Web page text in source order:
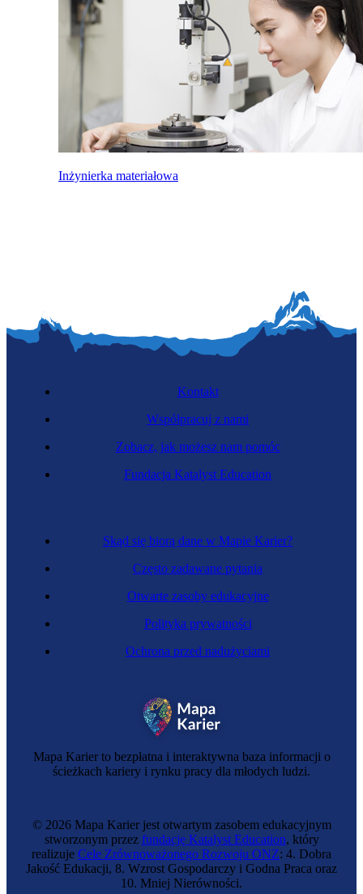
Inżynierka materiałowa
Mapa Karier to bezpłatna i interaktywna baza informacji o
ścieżkach kariery i rynku pracy dla młodych ludzi.
Skąd się biorą dane w Mapie Karier?
Często zadawane pytania
Otwarte zasoby edukacyjne
Polityka prywatności
Ochrona przed nadużyciami
Kontakt
Współpracuj z nami
Zobacz, jak możesz nam pomóc
Fundacja Katalyst Education
© 2026 Mapa Karier jest otwartym zasobem edukacyjnym
stworzonym przez fundację Katalyst Education, który
realizuje Cele Zrównoważonego Rozwoju ONZ: 4. Dobra
Jakość Edukacji, 8. Wzrost Gospodarczy i Godna Praca oraz
10. Mniej Nierówności.